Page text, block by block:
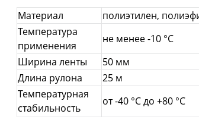
Материал
полиэтилен,
Температура
применения
не менее -10 °C
Ширина ленты
50 мм
Длина рулона
25 м
Температурная
стабильность
от -40 °C до +80 °C